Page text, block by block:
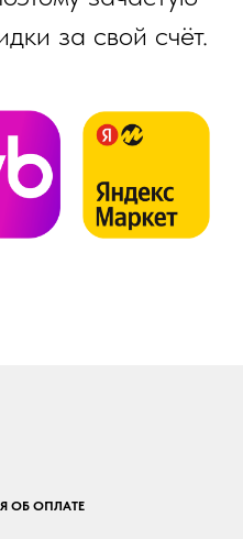
за свой счёт.
ОБ ОПЛАТЕ